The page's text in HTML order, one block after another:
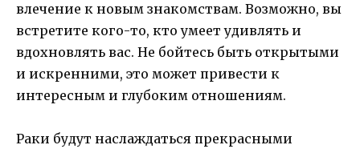
влечение к новым знакомствам. Возможно, вы
встретите кого-то, кто умеет удивлять и
вдохновлять вас. Не бойтесь быть открытыми
и искренними, это может привести к
интересным и глубоким отношениям.
Раки будут наслаждаться прекрасными